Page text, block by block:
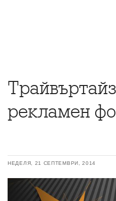
рекламен
НЕДЕЛЯ, 21 СЕПТЕМВРИ, 2014